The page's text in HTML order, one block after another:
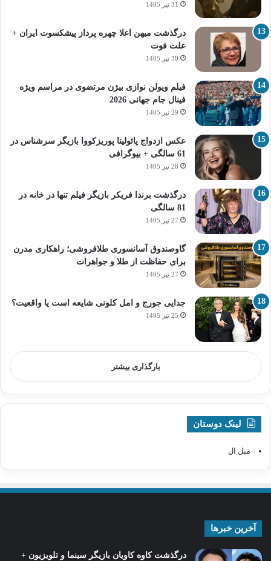
31 تیر 1405
درگذشت میهن اعلا چهره پرداز پیشکسوت ایران +
علت فوت
30 تیر 1405
فیلم ویولن نوازی بیژن مرتضوی در مراسم ویژه
فینال جام جهانی 2026
29 تیر 1405
عکس ازدواج پائولینا پوریزکووا بازیگر سرشناس در
61 سالگی + بیوگرافی
28 تیر 1405
درگذشت برندا فریکر بازیگر فیلم تنها در خانه در
81 سالگی
27 تیر 1405
گاوصندوق آسانسوری طلافروشی؛ راهکاری مدرن
برای حفاظت از طلا و جواهرات
27 تیر 1405
جدایی جورج و امل کلونی شایعه است یا واقعیت؟
25 تیر 1405
بارگذاری بیشتر
لینک دوستان
مبل ال
آخرین خبرها
درگذشت کاوه کاویان بازیگر سینما و تلویزیون +